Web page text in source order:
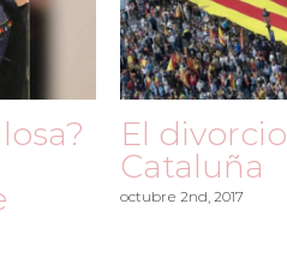
El
Cataluña
octubre 2nd, 2017